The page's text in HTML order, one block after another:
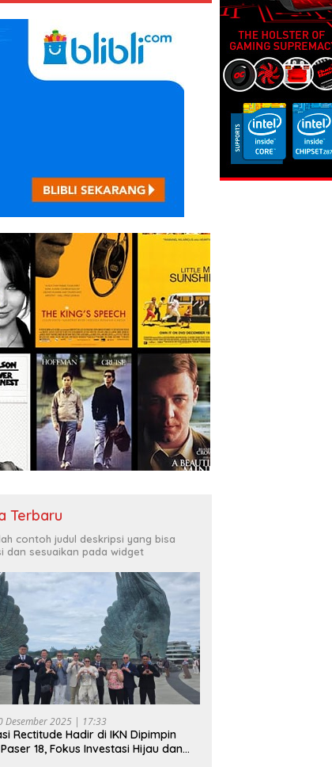
Terbaru
contoh judul deskripsi yang bisa
dan sesuaikan pada widget
Desember 2025 | 17:33
Rectitude Hadir di IKN Dipimpin
18, Fokus Investasi Hijau dan